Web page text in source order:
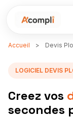
Accueil > Devis
LOGICIEL DEVIS
Creez vos
secondes